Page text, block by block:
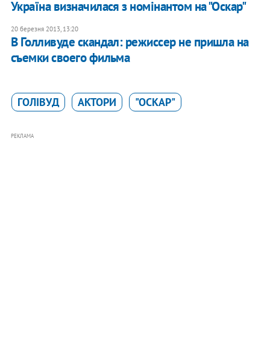
Україна визначилася з номінантом на "Оскар"
20 березня 2013, 13:20
В Голливуде скандал: режиссер не пришла на
съемки своего фильма
ГОЛІВУД АКТОРИ "ОСКАР"
РЕКЛАМА